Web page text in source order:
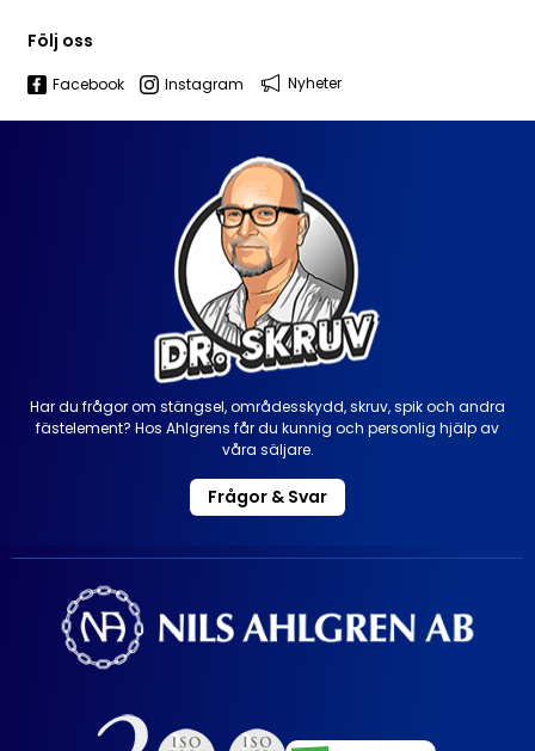
Följ oss
Facebook Instagram Nyheter
Har du frågor om stängsel, områdesskydd, skruv, spik och andra
fästelement? Hos Ahlgrens får du kunnig och personlig hjälp av
våra säljare.
Frågor & Svar